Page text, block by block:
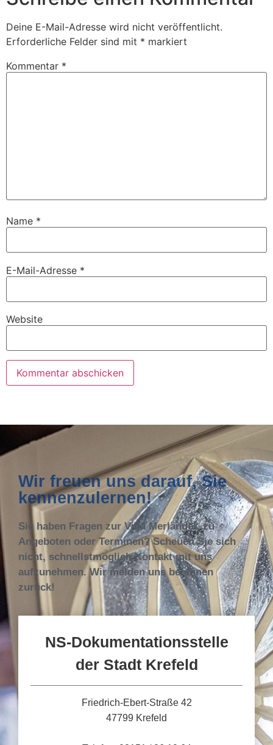
Deine E-Mail-Adresse wird nicht veröffentlicht.
Erforderliche Felder sind mit * markiert
Kommentar *
Name *
E-Mail-Adresse *
Website
Wir freuen uns darauf, Sie
kennenzulernen!
Sie haben Fragen zur Villa Merländer, zu
Angeboten oder Terminen? Scheuen Sie sich
nicht, schnellstmöglich Kontakt mit uns
aufzunehmen. Wir melden uns bei Ihnen
zurück!
NS-Dokumentationsstelle
der Stadt Krefeld
Friedrich-Ebert-Straße 42
47799 Krefeld